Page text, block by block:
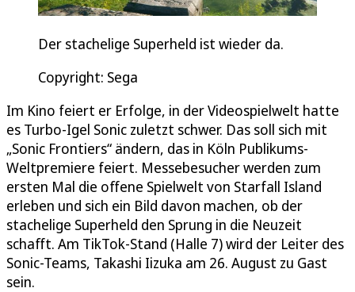
Der stachelige Superheld ist wieder da.
Copyright: Sega
Im Kino feiert er Erfolge, in der Videospielwelt hatte
es Turbo-Igel Sonic zuletzt schwer. Das soll sich mit
„Sonic Frontiers“ ändern, das in Köln Publikums-
Weltpremiere feiert. Messebesucher werden zum
ersten Mal die offene Spielwelt von Starfall Island
erleben und sich ein Bild davon machen, ob der
stachelige Superheld den Sprung in die Neuzeit
schafft. Am TikTok-Stand (Halle 7) wird der Leiter des
Sonic-Teams, Takashi Iizuka am 26. August zu Gast
sein.